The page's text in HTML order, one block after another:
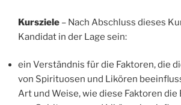
Kursziele – Nach Abschluss dieses
Kandidat in der Lage sein:
ein Verständnis für die Faktoren, die
von Spirituosen und Likören
Art und Weise, wie diese Faktoren die